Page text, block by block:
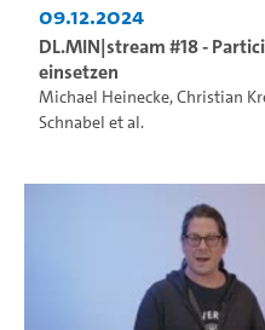
09.12.2024
DL.MIN|stream #18 -
einsetzen
Michael Heinecke,Christian
Schnabel et al.